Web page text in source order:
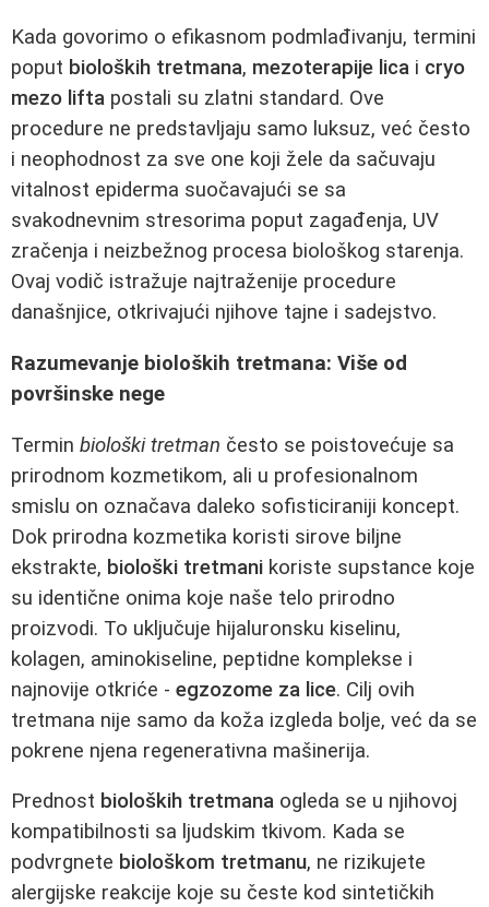
Kada govorimo o efikasnom podmlađivanju, termini
poput bioloških tretmana, mezoterapije lica i cryo
mezo lifta postali su zlatni standard. Ove
procedure ne predstavljaju samo luksuz, već često
i neophodnost za sve one koji žele da sačuvaju
vitalnost epiderma suočavajući se sa
svakodnevnim stresorima poput zagađenja, UV
zračenja i neizbežnog procesa biološkog starenja.
Ovaj vodič istražuje najtraženije procedure
današnjice, otkrivajući njihove tajne i sadejstvo.
Razumevanje bioloških tretmana: Više od
površinske nege
Termin biološki tretman često se poistovećuje sa
prirodnom kozmetikom, ali u profesionalnom
smislu on označava daleko sofisticiraniji koncept.
Dok prirodna kozmetika koristi sirove biljne
ekstrakte, biološki tretmani koriste supstance koje
su identične onima koje naše telo prirodno
proizvodi. To uključuje hijaluronsku kiselinu,
kolagen, aminokiseline, peptidne komplekse i
najnovije otkriće - egzozome za lice. Cilj ovih
tretmana nije samo da koža izgleda bolje, već da se
pokrene njena regenerativna mašinerija.
Prednost bioloških tretmana ogleda se u njihovoj
kompatibilnosti sa ljudskim tkivom. Kada se
podvrgnete biološkom tretmanu, ne rizikujete
alergijske reakcije koje su česte kod sintetičkih